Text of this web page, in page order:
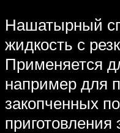
Нашатырный
жидкость с
Применяется
например для
закопченных